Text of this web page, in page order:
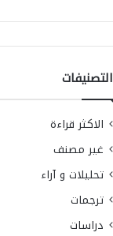
التصنيفات
الاكثر قراءة
غير مصنف
تحليلات و آراء
ترجمات
دراسات